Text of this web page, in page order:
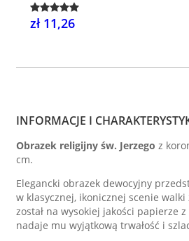
zł 11,26
INFORMACJE I
Obrazek religijny św. Jerzego z
cm.
Elegancki obrazek dewocyjny
w klasycznej, ikonicznej scenie
został na wysokiej jakości papierze z
nadaje mu wyjątkową trwałość i